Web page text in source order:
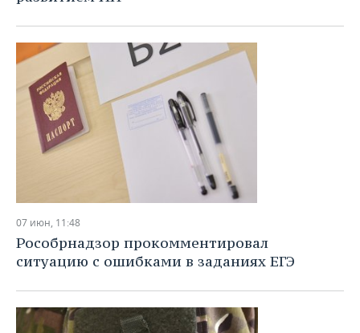
07 июн, 11:48
Рособрнадзор прокомментировал
ситуацию с ошибками в заданиях ЕГЭ